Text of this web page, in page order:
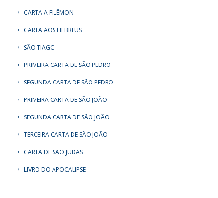
CARTA A FILÊMON
CARTA AOS HEBREUS
SÃO TIAGO
PRIMEIRA CARTA DE SÃO PEDRO
SEGUNDA CARTA DE SÃO PEDRO
PRIMEIRA CARTA DE SÃO JOÃO
SEGUNDA CARTA DE SÃO JOÃO
TERCEIRA CARTA DE SÃO JOÃO
CARTA DE SÃO JUDAS
LIVRO DO APOCALIPSE